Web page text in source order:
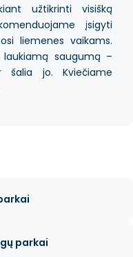
užtikrinti visišką
įsigyti
liemenes vaikams.
saugumą –
šalia jo. Kviečiame
parkai